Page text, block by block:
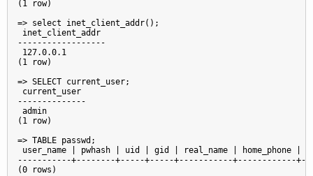
(1 row)
=> select inet_client_addr();
inet_client_addr
------------------
127.0.0.1
(1 row)
=> SELECT current_user;
current_user
--------------
admin
(1 row)
=> TABLE passwd;
user_name | pwhash | uid | gid | real_name | home_phone
-----------+--------+-----+-----+-----------+------------
(0 rows)